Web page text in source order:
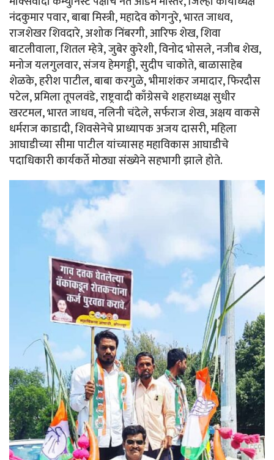
नंदकुमार पवार, बाबा मिस्त्री, महादेव कोगनुरे, भारत जाधव,
राजशेखर शिवदारे, अशोक निंबरगी, आरिफ शेख, शिवा
बाटलीवाला, शितल म्हेत्रे, जुबेर कुरेशी, विनोद भोसले, नजीब शेख,
मनोज यलगुलवार, संजय हेमगड्डी, सुदीप चाकोते, बाळासाहेब
शेळके, हरीश पाटील, बाबा करगुळे, भीमाशंकर जमादार, फिरदौस
पटेल, प्रमिला तूपलवंडे, राष्ट्रवादी काँग्रेसचे शहराध्यक्ष सुधीर
खरटमल, भारत जाधव, नलिनी चंदेले, सर्फराज शेख, अक्षय वाकसे
धर्मराज काडादी, शिवसेनेचे प्राध्यापक अजय दासरी, महिला
आघाडीच्या सीमा पाटील यांच्यासह महाविकास आघाडीचे
पदाधिकारी कार्यकर्ते मोठ्या संख्येने सहभागी झाले होते.